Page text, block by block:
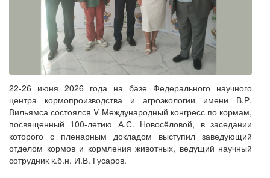
22-26 июня 2026 года на базе Федерального научного
центра кормопроизводства и агроэкологии имени В.Р.
Вильямса состоялся V Международный конгресс по кормам,
посвященный 100-летию А.С. Новосёловой, в заседании
которого с пленарным докладом выступил заведующий
отделом кормов и кормления животных, ведущий научный
сотрудник к.б.н. И.В. Гусаров.